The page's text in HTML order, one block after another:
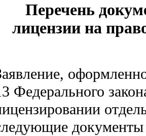
Перечень
лицензии на
Федерального
документы